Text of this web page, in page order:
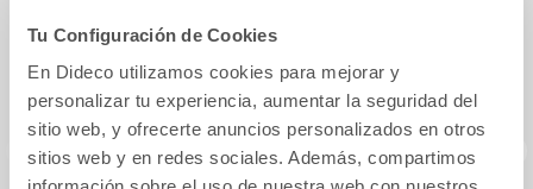
Tu Configuración de Cookies
En Dideco utilizamos cookies para mejorar y
personalizar tu experiencia, aumentar la seguridad del
sitio web, y ofrecerte anuncios personalizados en otros
sitios web y en redes sociales. Además, compartimos